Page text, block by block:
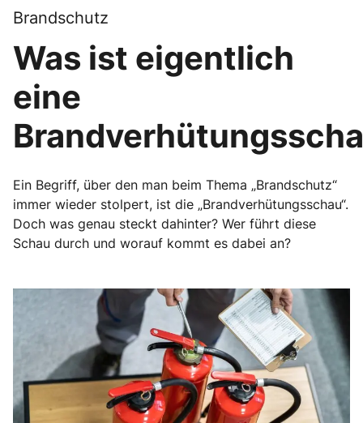
Brandschutz
Was ist eigentlich
eine
Ein Begriff, über den man beim Thema „Brandschutz“
immer wieder stolpert, ist die „Brandverhütungsschau“.
Doch was genau steckt dahinter? Wer führt diese
Schau durch und worauf kommt es dabei an?